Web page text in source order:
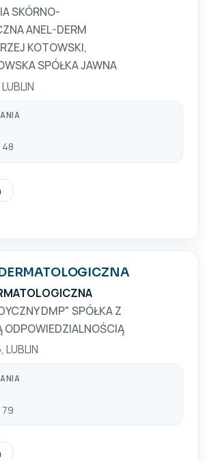
SKÓRNO-
ANEL-DERM
KOTOWSKI,
SPÓŁKA JAWNA
48
081 5324009
DMP" SPÓŁKA Z
ODPOWIEDZIALNOŚCIĄ
LUBLIN
79
81 7105660